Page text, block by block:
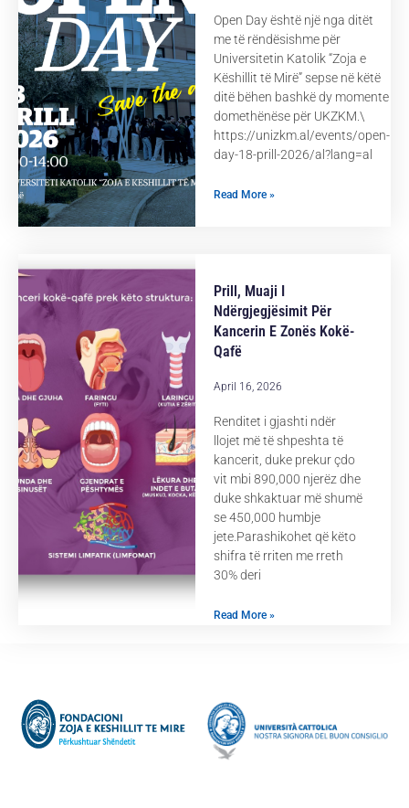
Open Day është një nga ditët
me të rëndësishme për
Universitetin Katolik “Zoja e
Këshillit të Mirë” sepse në këtë
ditë bëhen bashkë dy momente
domethënëse për UKZKM.\
https://unizkm.al/events/open-
day-18-prill-2026/al?lang=al
Read More »
Prill, Muaji I
Ndërgjegjësimit Për
Kancerin E Zonës Kokë-
Qafë
April 16, 2026
Renditet i gjashti ndër
llojet më të shpeshta të
kancerit, duke prekur çdo
vit mbi 890,000 njerëz dhe
duke shkaktuar më shumë
se 450,000 humbje
jete.Parashikohet që këto
shifra të rriten me rreth
30% deri
Read More »